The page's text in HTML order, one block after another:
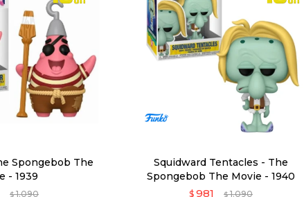
Spongebob The
- 1939
$ 1.090
Squidward Tentacles - The
Spongebob The Movie - 1940
$ 981 $ 1.090